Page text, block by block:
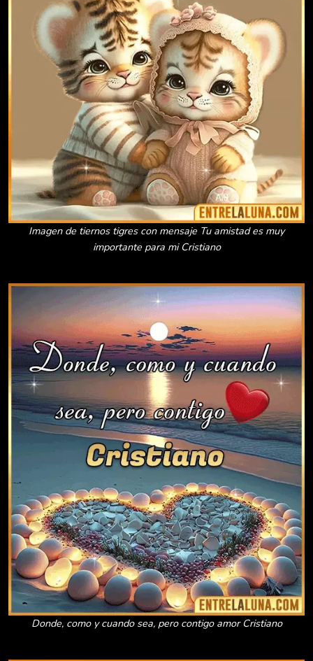
Imagen de tiernos tigres con mensaje Tu amistad es muy
importante para mi Cristiano
Donde, como y cuando sea, pero contigo amor Cristiano